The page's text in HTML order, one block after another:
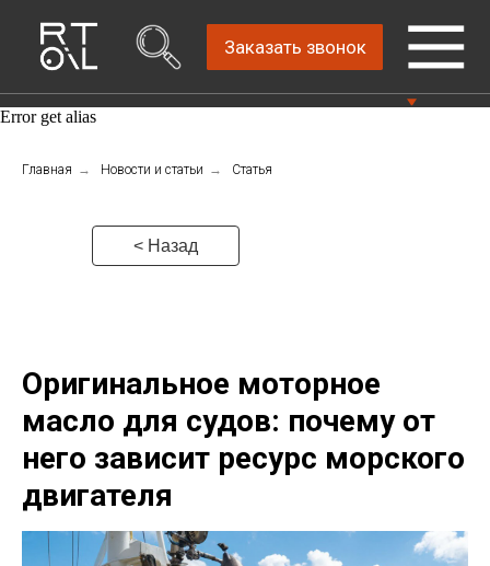
автомобильных масел
Консультации Пн-Пт: 9.00-18.00
Заказать звонок
Error get alias
Главная → Новости и статьи → Статья
< Назад
Оригинальное моторное
масло для судов: почему от
него зависит ресурс морского
двигателя